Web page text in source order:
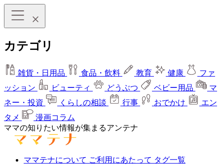
カテゴリ
雑貨・日用品 食品・飲料 教育 健康
ファ
ッション
ビューティ どうぶつ ベビー用品
マ
ネー・投資
くらしの相談 行事 おでかけ
エン
タメ
漫画コラム
ママの知りたい情報が集まるアンテナ
ママテナについて ご利用にあたって タグ一覧